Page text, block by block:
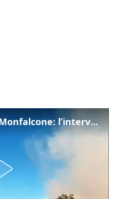
Incendio tra Duino e Monfalcone: l’intervento dei vigili del fuoco